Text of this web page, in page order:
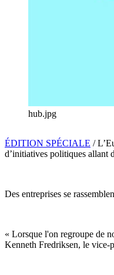
hub.jpg
ÉDITION SPÉCIALE /
d’initiatives politiques allant
Des entreprises se
« Lorsque l'on regroupe de
Kenneth Fredriksen, le vice-